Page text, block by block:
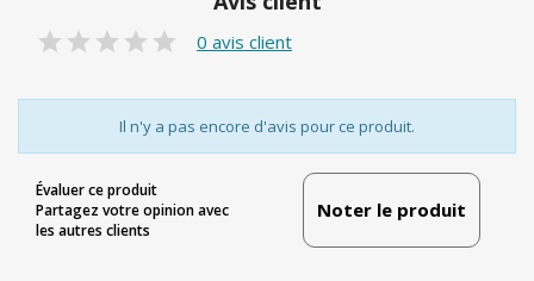
0 avis client
Il n'y a pas encore d'avis pour ce produit.
Évaluer ce produit
Partagez votre opinion avec
les autres clients
Noter le produit